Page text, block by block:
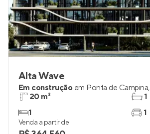
Alta Wave
Em construção em Ponta de Campina,
20 m²
1
1
1
Venda a partir de